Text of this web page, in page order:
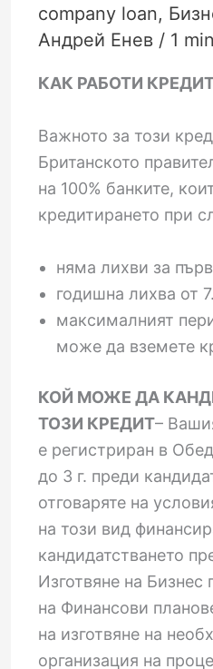
company loan,
Андрей Енев / 1
КАК РАБОТИ
Важното за този
Британското
на 100% банките,
кредитирането при
няма лихви за
годишна лихва от
максималният
може да вземете
КОЙ МОЖЕ ДА
ТОЗИ КРЕДИТ–
е регистриран в
до 3 г. преди
отговаряте на
на този вид
кандидатстването
Изготвяне на Бизнес
на Финансови
на изготвяне на
организация на